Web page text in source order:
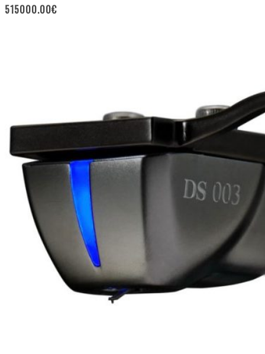
515000.00€